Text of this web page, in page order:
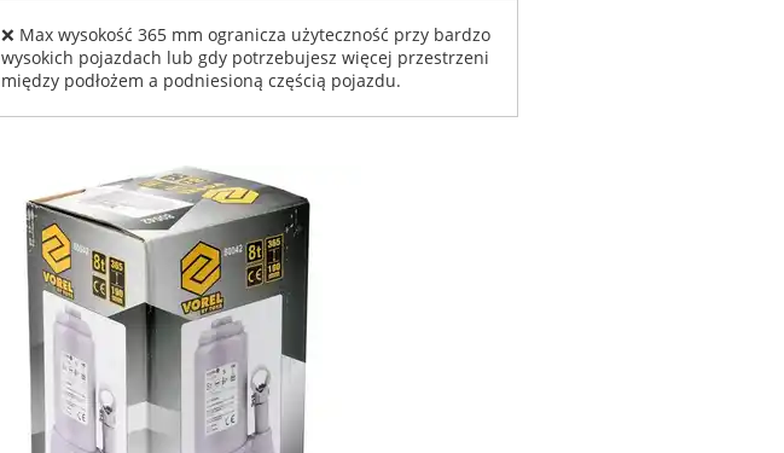
❌ Max wysokość 365 mm ogranicza użyteczność przy bardzo
wysokich pojazdach lub gdy potrzebujesz więcej przestrzeni
między podłożem a podniesioną częścią pojazdu.